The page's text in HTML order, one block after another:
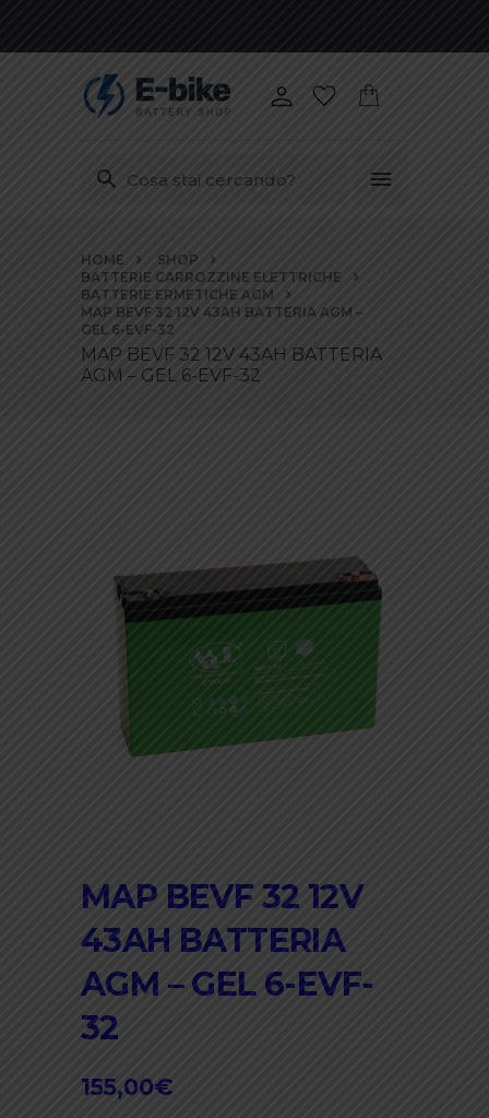
contenuti
HOME
SHOP
BATTERIE CARROZZINE ELETTRICHE
BATTERIE ERMETICHE AGM
MAP BEVF 32 12V 43AH BATTERIA AGM –
GEL 6-EVF-32
MAP BEVF 32 12V 43AH BATTERIA
AGM – GEL 6-EVF-32
MAP BEVF 32 12V
43AH BATTERIA
AGM – GEL 6-EVF-
32
155,00€